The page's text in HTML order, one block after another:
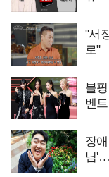
"서
로"
블
벤
장
님